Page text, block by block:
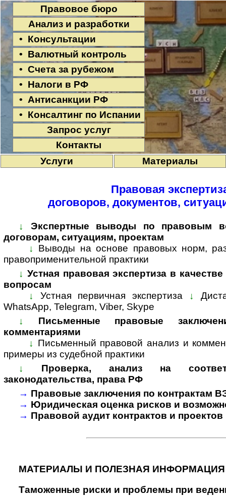
Правовое бюро
Анализ и разработки
• Консультации
• Валютный контроль
• Счета за рубежом
• Налоги в РФ
• Антисанкции РФ
• Консалтинг по Испании
Запрос услуг
Контакты
Услуги
Материалы
Правовая
договоров, документов,
↓
Экспертные выводы по правовым
договорам, ситуациям, проектам
↓
Выводы на основе правовых норм,
пра­во­при­ме­ни­тель­ной прак­тики
↓ Устная правовая экспертиза в
вопросам
↓
Устная первичная экспертиза ↓
WhatsApp, Telegram, Viber, Skype
↓
Письменные правовые
комментариями
↓ Письменный правовой анализ и
примеры из судебной практики
↓
Проверка, анализ на
законодательства, права РФ
→ Правовые заключения по контрактам
→ Юридическая оценка рисков и
→ Правовой аудит контрактов и
МАТЕРИАЛЫ И ПОЛЕЗНАЯ ИНФОРМАЦИЯ
Таможенные риски и проблемы при